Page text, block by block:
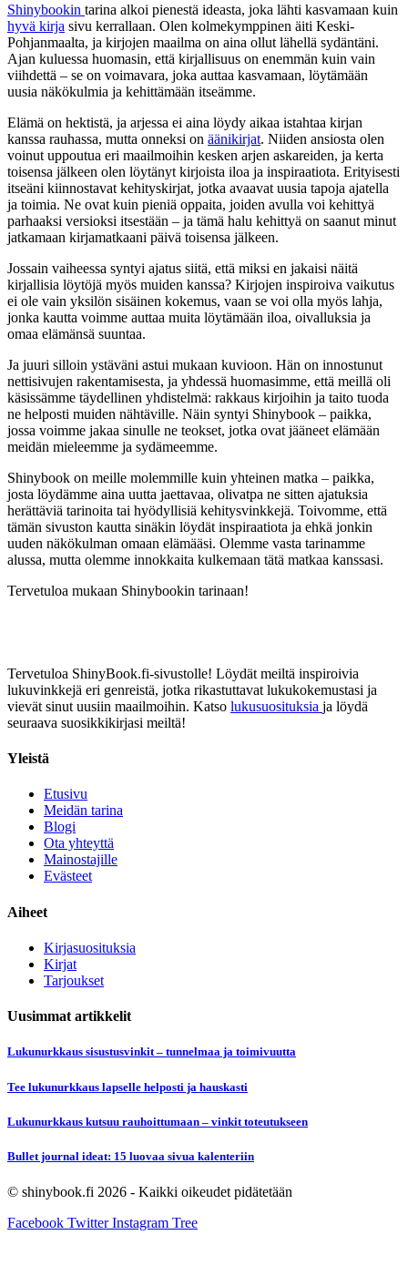
Shinybookin tarina alkoi pienestä ideasta, joka lähti kasvamaan kuin
hyvä kirja sivu kerrallaan. Olen kolmekymppinen äiti Keski-
Pohjanmaalta, ja kirjojen maailma on aina ollut lähellä sydäntäni.
Ajan kuluessa huomasin, että kirjallisuus on enemmän kuin vain
viihdettä – se on voimavara, joka auttaa kasvamaan, löytämään
uusia näkökulmia ja kehittämään itseämme.
Elämä on hektistä, ja arjessa ei aina löydy aikaa istahtaa kirjan
kanssa rauhassa, mutta onneksi on äänikirjat. Niiden ansiosta olen
voinut uppoutua eri maailmoihin kesken arjen askareiden, ja kerta
toisensa jälkeen olen löytänyt kirjoista iloa ja inspiraatiota. Erityisesti
itseäni kiinnostavat kehityskirjat, jotka avaavat uusia tapoja ajatella
ja toimia. Ne ovat kuin pieniä oppaita, joiden avulla voi kehittyä
parhaaksi versioksi itsestään – ja tämä halu kehittyä on saanut minut
jatkamaan kirjamatkaani päivä toisensa jälkeen.
Jossain vaiheessa syntyi ajatus siitä, että miksi en jakaisi näitä
kirjallisia löytöjä myös muiden kanssa? Kirjojen inspiroiva vaikutus
ei ole vain yksilön sisäinen kokemus, vaan se voi olla myös lahja,
jonka kautta voimme auttaa muita löytämään iloa, oivalluksia ja
omaa elämänsä suuntaa.
Ja juuri silloin ystäväni astui mukaan kuvioon. Hän on innostunut
nettisivujen rakentamisesta, ja yhdessä huomasimme, että meillä oli
käsissämme täydellinen yhdistelmä: rakkaus kirjoihin ja taito tuoda
ne helposti muiden nähtäville. Näin syntyi Shinybook – paikka,
jossa voimme jakaa sinulle ne teokset, jotka ovat jääneet elämään
meidän mieleemme ja sydämeemme.
Shinybook on meille molemmille kuin yhteinen matka – paikka,
josta löydämme aina uutta jaettavaa, olivatpa ne sitten ajatuksia
herättäviä tarinoita tai hyödyllisiä kehitysvinkkejä. Toivomme, että
tämän sivuston kautta sinäkin löydät inspiraatiota ja ehkä jonkin
uuden näkökulman omaan elämääsi. Olemme vasta tarinamme
alussa, mutta olemme innokkaita kulkemaan tätä matkaa kanssasi.
Tervetuloa mukaan Shinybookin tarinaan!
Tervetuloa ShinyBook.fi-sivustolle! Löydät meiltä inspiroivia
lukuvinkkejä eri genreistä, jotka rikastuttavat lukukokemustasi ja
vievät sinut uusiin maailmoihin. Katso lukusuosituksia ja löydä
seuraava suosikkikirjasi meiltä!
Yleistä
Etusivu
Meidän tarina
Blogi
Ota yhteyttä
Mainostajille
Evästeet
Aiheet
Kirjasuosituksia
Kirjat
Tarjoukset
Uusimmat artikkelit
Lukunurkkaus sisustusvinkit – tunnelmaa ja toimivuutta
Tee lukunurkkaus lapselle helposti ja hauskasti
Lukunurkkaus kutsuu rauhoittumaan – vinkit toteutukseen
Bullet journal ideat: 15 luovaa sivua kalenteriin
© shinybook.fi 2026 - Kaikki oikeudet pidätetään
Facebook Twitter Instagram Tree